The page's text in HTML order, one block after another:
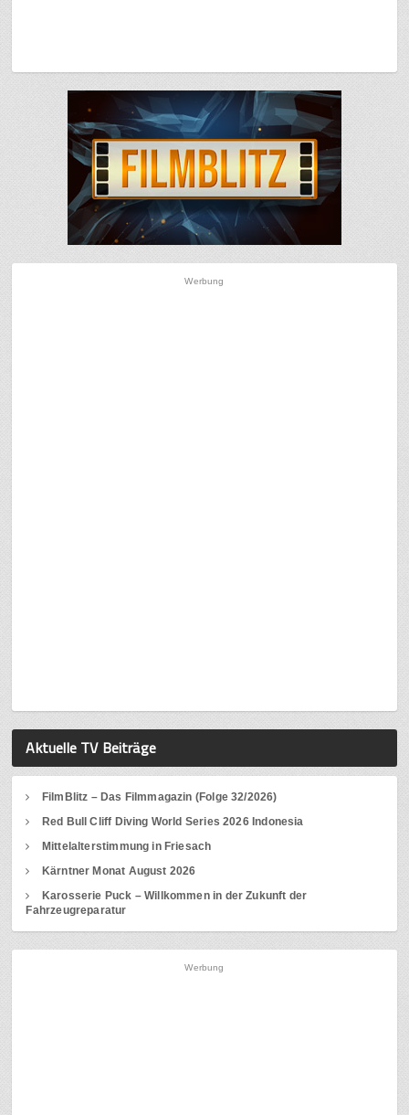
Werbung
Aktuelle TV Beiträge
FilmBlitz – Das Filmmagazin (Folge 32/2026)
Red Bull Cliff Diving World Series 2026 Indonesia
Mittelalterstimmung in Friesach
Kärntner Monat August 2026
Karosserie Puck – Willkommen in der Zukunft der
Fahrzeugreparatur
Werbung